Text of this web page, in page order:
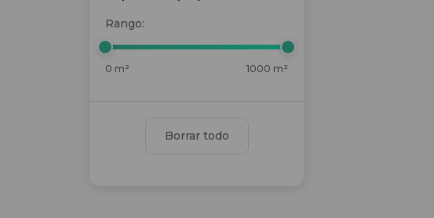
Rango:
0 m² 1000 m²
Borrar todo